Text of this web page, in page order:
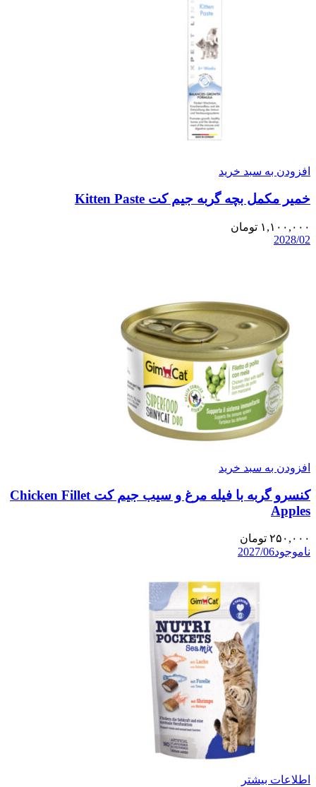
افزودن به سبد خرید
خمیر مکمل بچه گربه جیم کت Kitten Paste
۱,۱۰۰,۰۰۰ تومان
2028/02
افزودن به سبد خرید
کنسرو گربه با فیله مرغ و سیب جیم کت Chicken Fillet
Apples
۲۵۰,۰۰۰ تومان
ناموجود2027/06
اطلاعات بیشتر